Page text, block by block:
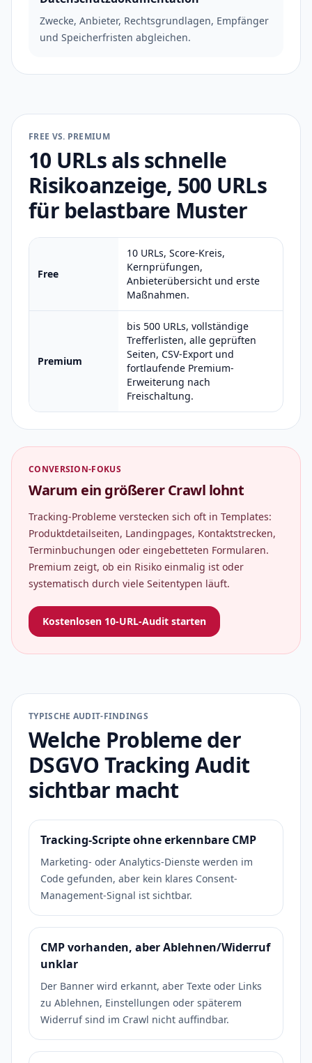
Zwecke, Anbieter, Rechtsgrundlagen, Empfänger
und Speicherfristen abgleichen.
FREE VS. PREMIUM
10 URLs als schnelle
Risikoanzeige, 500 URLs
für belastbare Muster
Free
10 URLs, Score-Kreis,
Kernprüfungen,
Anbieterübersicht und erste
Maßnahmen.
Premium
bis 500 URLs, vollständige
Trefferlisten, alle geprüften
Seiten, CSV-Export und
fortlaufende Premium-
Erweiterung nach
Freischaltung.
CONVERSION-FOKUS
Warum ein größerer Crawl lohnt
Tracking-Probleme verstecken sich oft in Templates:
Produktdetailseiten, Landingpages, Kontaktstrecken,
Terminbuchungen oder eingebetteten Formularen.
Premium zeigt, ob ein Risiko einmalig ist oder
systematisch durch viele Seitentypen läuft.
Kostenlosen 10-URL-Audit starten
TYPISCHE AUDIT-FINDINGS
Welche Probleme der
DSGVO Tracking Audit
sichtbar macht
Tracking-Scripte ohne erkennbare CMP
Marketing- oder Analytics-Dienste werden im
Code gefunden, aber kein klares Consent-
Management-Signal ist sichtbar.
CMP vorhanden, aber Ablehnen/Widerruf
unklar
Der Banner wird erkannt, aber Texte oder Links
zu Ablehnen, Einstellungen oder späterem
Widerruf sind im Crawl nicht auffindbar.